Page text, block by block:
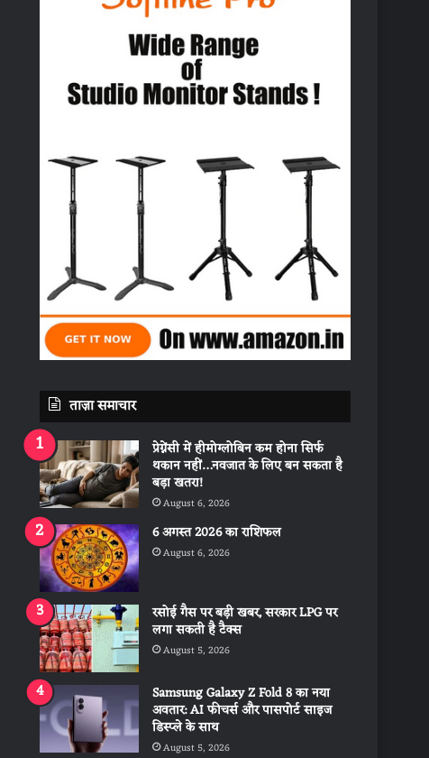
ताज़ा समाचार
प्रेग्नेंसी में हीमोग्लोबिन कम होना सिर्फ
थकान नहीं…नवजात के लिए बन सकता है
बड़ा खतरा!
August 6, 2026
6 अगस्त 2026 का राशिफल
August 6, 2026
रसोई गैस पर बड़ी खबर, सरकार LPG पर
लगा सकती है टैक्स
August 5, 2026
Samsung Galaxy Z Fold 8 का नया
अवतार: AI फीचर्स और पासपोर्ट साइज
डिस्प्ले के साथ
August 5, 2026